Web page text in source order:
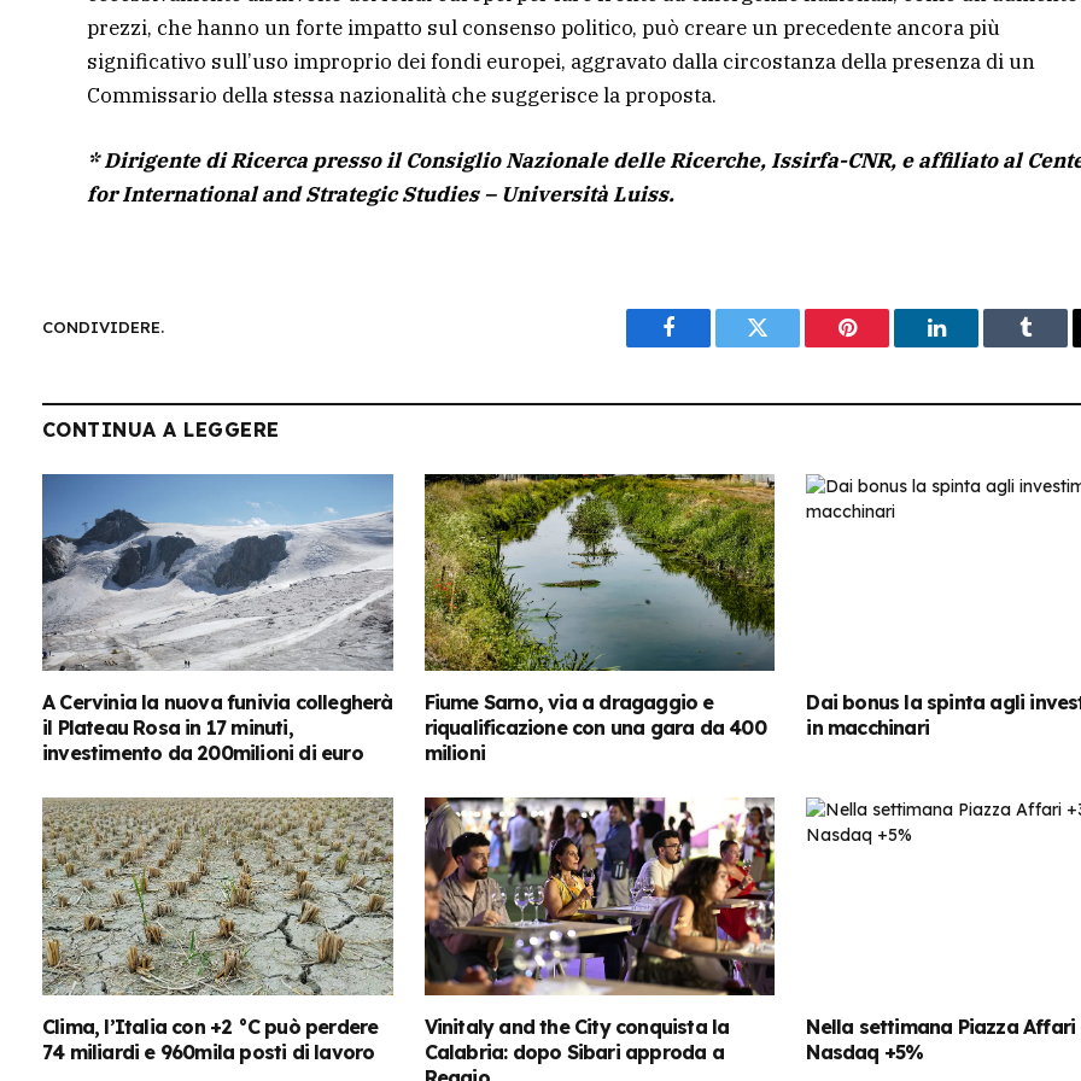
prezzi, che hanno un forte impatto sul consenso politico, può creare un precedente ancora più
significativo sull’uso improprio dei fondi europei, aggravato dalla circostanza della presenza di un
Commissario della stessa nazionalità che suggerisce la proposta.
* Dirigente di Ricerca presso il Consiglio Nazionale delle Ricerche, Issirfa-CNR, e affiliato al
for International and Strategic Studies – Università Luiss.
CONDIVIDERE.
Facebook Twitter Pinterest LinkedIn
CONTINUA A LEGGERE
A Cervinia la nuova funivia collegherà
il Plateau Rosa in 17 minuti,
investimento da 200milioni di euro
Fiume Sarno, via a dragaggio e
riqualificazione con una gara da 400
milioni
Dai bonus la spinta agli
in macchinari
Clima, l’Italia con +2 °C può perdere
74 miliardi e 960mila posti di lavoro
Vinitaly and the City conquista la
Calabria: dopo Sibari approda a
Nella settimana Piazza Affari
Nasdaq +5%